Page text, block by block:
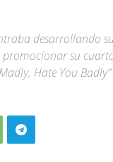
desarrollando
su
Hate You Badly”